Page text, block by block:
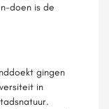
doen is de
gingen
in